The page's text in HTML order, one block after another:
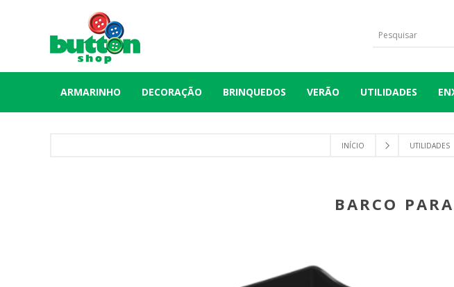
ARMARINHO DECORAÇÃO BRINQUEDOS VERÃO UTILIDADES
INÍCIO UTILIDADES
BARCO